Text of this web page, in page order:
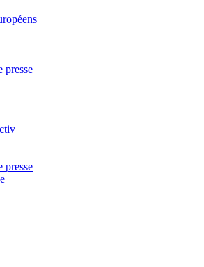
presse
presse